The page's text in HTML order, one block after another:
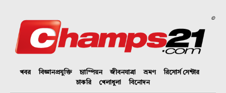
©
খবর বিজ্ঞানপ্রযুক্তি চ্যাম্পিয়ন জীবনযাত্রা ভ্রমণ
রিসোর্স সেন্টার
চাকরি
খেলাধুলা বিনোদন